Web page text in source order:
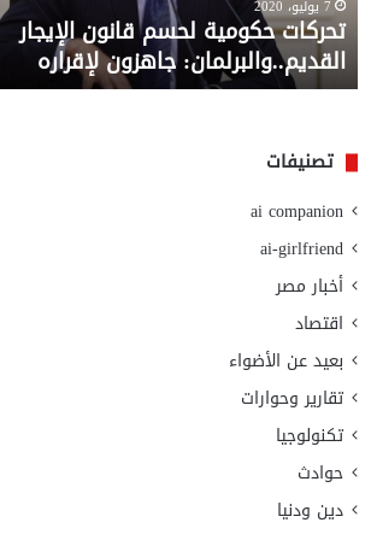
لإقراره
7 يوليو، 2020
تحركات حكومية لحسم قانون الإيجار
القديم..والبرلمان: جاهزون لإقراره
تصنيفات
ai companion
ai-girlfriend
أخبار مصر
اقتصاد
بعيد عن الأضواء
تقارير وحوارات
تكنولوجيا
حوادث
دين ودنيا